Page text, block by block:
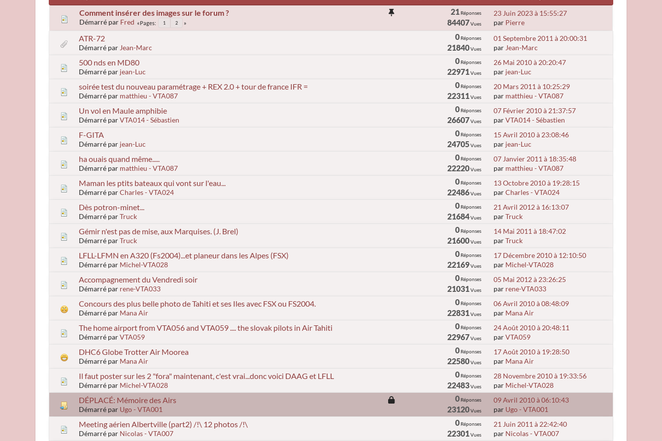
Comment insérer des images sur le forum ?
Démarré par Fred Pages 1 2
21Réponses
84407Vues
23 Juin 2023 à 15:55:27
par Pierre
ATR-72
Démarré par Jean-Marc
0 Réponses
21840Vues
01 Septembre 2011 à 20:00:31
par Jean-Marc
500 nds en MD80
Démarré par jean-Luc
0 Réponses
22971 Vues
26 Mai 2010 à 20:20:47
par jean-Luc
soirée test du nouveau paramétrage + REX 2.0 + tour de france IFR =
Démarré par matthieu - VTA087
0 Réponses
22311 Vues
20 Mars 2011 à 10:25:29
par matthieu - VTA087
Un vol en Maule amphibie
Démarré parVTA014 - Sébastien
0 Réponses
26607Vues
07 Février 2010 à 21:37:57
parVTA014 - Sébastien
F-GITA
Démarré par jean-Luc
0 Réponses
24705Vues
15 Avril 2010 à 23:08:46
par jean-Luc
ha ouais quand même.....
Démarré par matthieu - VTA087
0 Réponses
22220Vues
07 Janvier 2011 à 18:35:48
par matthieu - VTA087
Maman les ptits bateaux qui vont sur l'eau...
Démarré parCharles - VTA024
0 Réponses
22486Vues
13 Octobre 2010 à 19:28:15
parCharles - VTA024
Dès potron-minet...
Démarré parTruck
0 Réponses
21684Vues
21 Avril 2012 à 16:13:07
parTruck
Gémir n'est pas de mise, aux Marquises. (J. Brel)
Démarré parTruck
0 Réponses
21600Vues
14 Mai 2011 à 18:47:02
parTruck
LFLL-LFMN en A320 (Fs2004)...et planeur dans les Alpes (FSX)
Démarré par Michel-VTA028
0 Réponses
22169Vues
17 Décembre 2010 à 12:10:50
par Michel-VTA028
Accompagnement du Vendredi soir
Démarré par rene-VTA033
0 Réponses
21031 Vues
05 Mai 2012 à 23:26:25
par rene-VTA033
Concours des plus belle photo de Tahiti et ses Iles avec FSX ou FS2004.
Démarré par Mana Air
0 Réponses
22831 Vues
06 Avril 2010 à 08:48:09
par Mana Air
The home airport from VTA056 and VTA059 .... the slovak pilots in Air Tahiti
Démarré parVTA059
0 Réponses
22967Vues
24 Août 2010 à 20:48:11
parVTA059
DHC6 Globe Trotter Air Moorea
Démarré par Mana Air
0 Réponses
22580Vues
17 Août 2010 à 19:28:50
par Mana Air
Il faut poster sur les 2 "fora" maintenant, c'est vrai...donc voici DAAG et LFLL
Démarré par Michel-VTA028
0 Réponses
22483Vues
28 Novembre 2010 à 19:33:56
par Michel-VTA028
DÉPLACÉ: Mémoire des Airs
Démarré par Ugo - VTA001
0 Réponses
23120Vues
09 Avril 2010 à 06:10:43
par Ugo - VTA001
Meeting aérien Albertville (part2) /!\ 12 photos /!\
Démarré par Nicolas - VTA007
0 Réponses
22301 Vues
21 Juin 2011 à 22:42:40
par Nicolas - VTA007